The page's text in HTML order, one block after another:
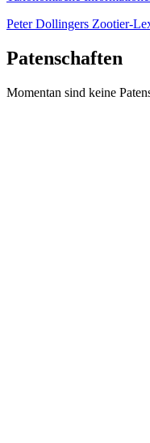
Peter Dollingers Zootier-
Patenschaften
Momentan sind keine